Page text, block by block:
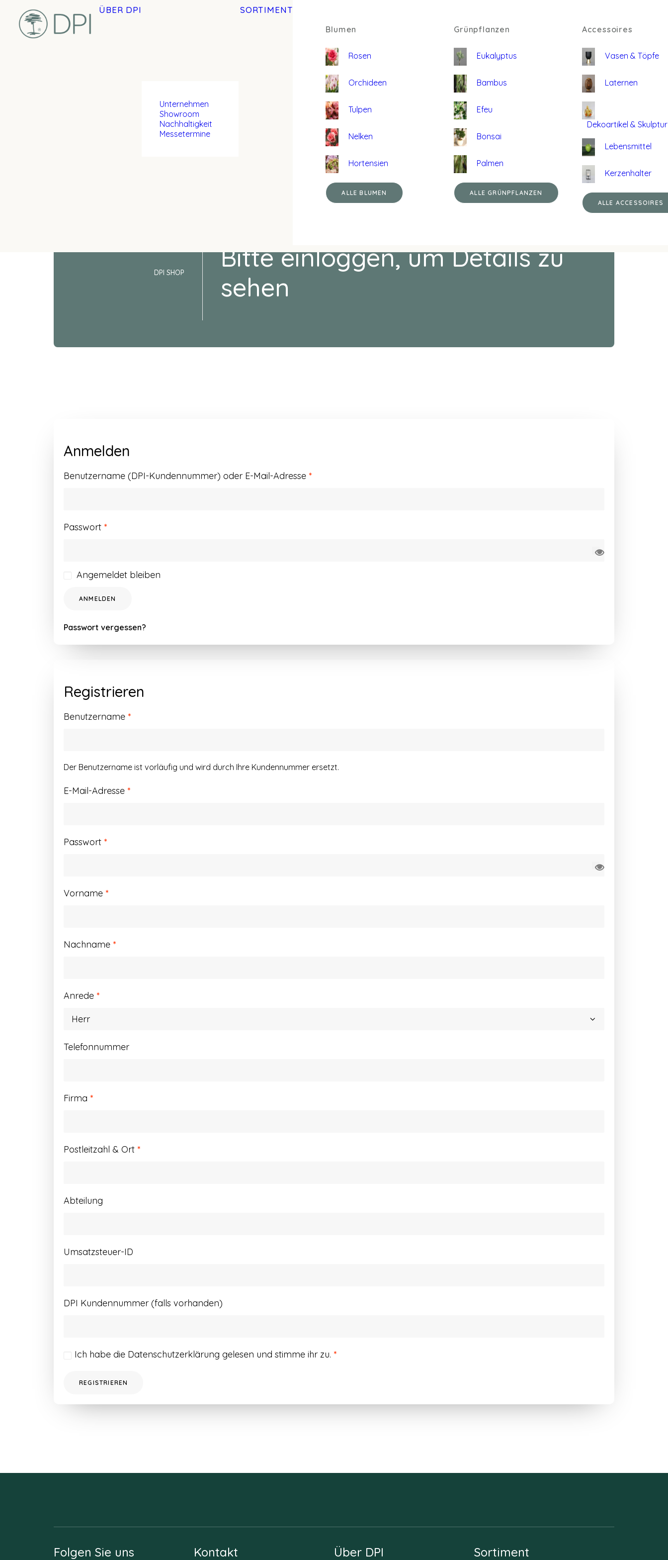
ÜBER DPI
Unternehmen
Showroom
Nachhaltigkeit
Messetermine
SORTIMENT
Blumen
Rosen
Orchideen
Tulpen
Nelken
Hortensien
ALLE BLUMEN
Grünpflanzen
Eukalyptus
Bambus
Efeu
Bonsai
Palmen
ALLE GRÜNPFLANZEN
Accessoires
Vasen & Töpfe
Laternen
Dekoartikel &
Lebensmittel
Kerzenhalter
ALLE ACCESSOIRES
DPI SHOP
Bitte einloggen, um Details zu
sehen
Anmelden
Benutzername (DPI-Kundennummer) oder E-Mail-Adresse *Erforderlich
Passwort *Erforderlich
Angemeldet bleiben
ANMELDEN
Passwort vergessen?
Registrieren
Benutzername *Erforderlich
Der Benutzername ist vorläufig und wird durch Ihre Kundennummer ersetzt.
E-Mail-Adresse *Erforderlich
Passwort *Erforderlich
Vorname *
Nachname *
Anrede *
Telefonnummer
Firma *
Postleitzahl & Ort *
Abteilung
Umsatzsteuer-ID
DPI Kundennummer (falls vorhanden)
Ich habe die Datenschutzerklärung gelesen und stimme ihr zu. *
REGISTRIEREN
Folgen Sie uns Kontakt Über DPI Sortiment